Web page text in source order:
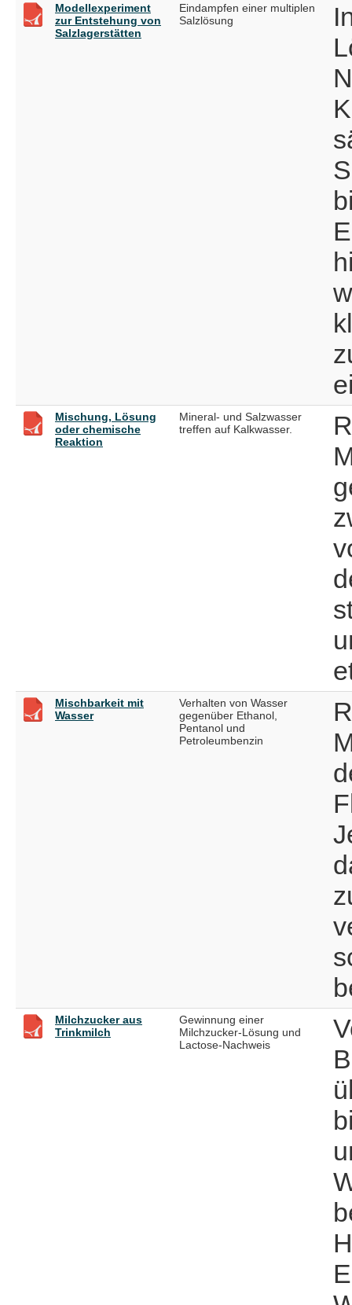
Modellexperiment
zur Entstehung von
Salzlagerstätten
Eindampfen einer multiplen
Salzlösung
Mischung, Lösung
oder chemische
Reaktion
Mineral- und Salzwasser
treffen auf Kalkwasser.
Mischbarkeit mit
Wasser
Verhalten von Wasser
gegenüber Ethanol,
Pentanol und
Petroleumbenzin
Milchzucker aus
Trinkmilch
Gewinnung einer
Milchzucker-Lösung und
Lactose-Nachweis